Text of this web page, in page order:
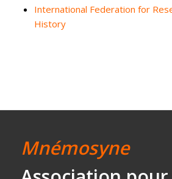
International Federation for
History
Mnémosyne